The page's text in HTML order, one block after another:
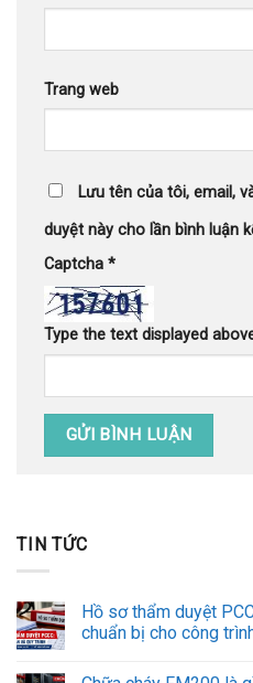
Trang web
Lưu tên của tôi, email,
duyệt này cho lần bình luận
Captcha *
Type the text displayed
TIN TỨC
Hồ sơ thẩm duyệt
chuẩn bị cho công